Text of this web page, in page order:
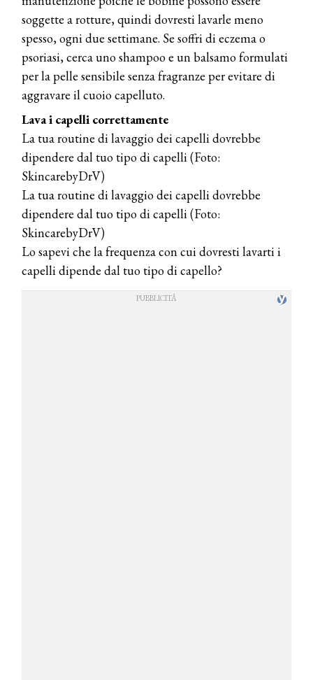
soggette a rotture, quindi dovresti lavarle meno
spesso, ogni due settimane. Se soffri di eczema o
psoriasi, cerca uno shampoo e un balsamo formulati
per la pelle sensibile senza fragranze per evitare di
aggravare il cuoio capelluto.
Lava i capelli correttamente
La tua routine di lavaggio dei capelli dovrebbe
dipendere dal tuo tipo di capelli (Foto:
SkincarebyDrV)
La tua routine di lavaggio dei capelli dovrebbe
dipendere dal tuo tipo di capelli (Foto:
SkincarebyDrV)
Lo sapevi che la frequenza con cui dovresti lavarti i
capelli dipende dal tuo tipo di capello?